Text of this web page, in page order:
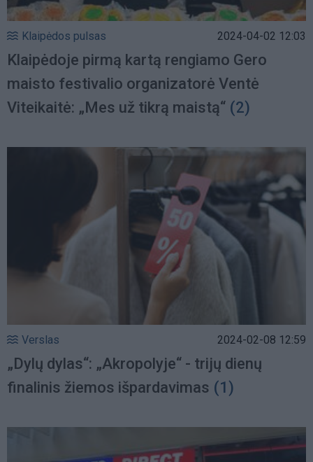
Klaipėdos pulsas 2024-04-02 12:03
Klaipėdoje pirmą kartą rengiamo Gero
maisto festivalio organizatorė Ventė
Viteikaitė: „Mes už tikrą maistą“ (2)
Verslas 2024-02-08 12:59
„Dylų dylas“: „Akropolyje“ - trijų dienų
finalinis žiemos išpardavimas (1)